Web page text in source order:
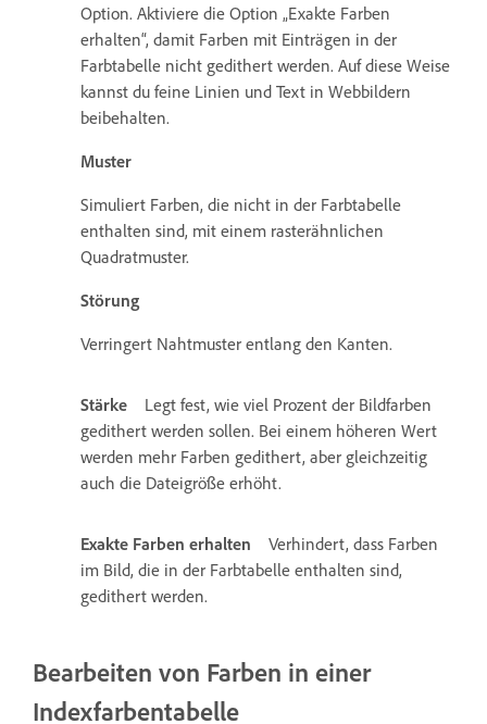
Option. Aktiviere die Option „Exakte Farben
erhalten“, damit Farben mit Einträgen in der
Farbtabelle nicht gedithert werden. Auf diese Weise
kannst du feine Linien und Text in Webbildern
beibehalten.
Muster
Simuliert Farben, die nicht in der Farbtabelle
enthalten sind, mit einem rasterähnlichen
Quadratmuster.
Störung
Verringert Nahtmuster entlang den Kanten.
Stärke
Legt fest, wie viel Prozent der Bildfarben
gedithert werden sollen. Bei einem höheren Wert
werden mehr Farben gedithert, aber gleichzeitig
auch die Dateigröße erhöht.
Exakte Farben erhalten
Verhindert, dass Farben
im Bild, die in der Farbtabelle enthalten sind,
gedithert werden.
Bearbeiten von Farben in einer
Indexfarbentabelle